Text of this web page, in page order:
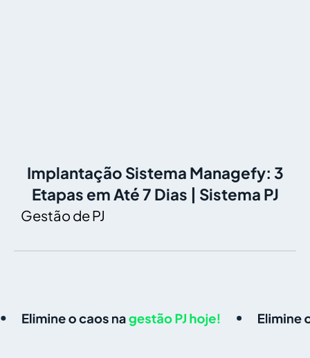
Implantação Sistema Managefy: 3
Etapas em Até 7 Dias | Sistema PJ
Gestão de PJ